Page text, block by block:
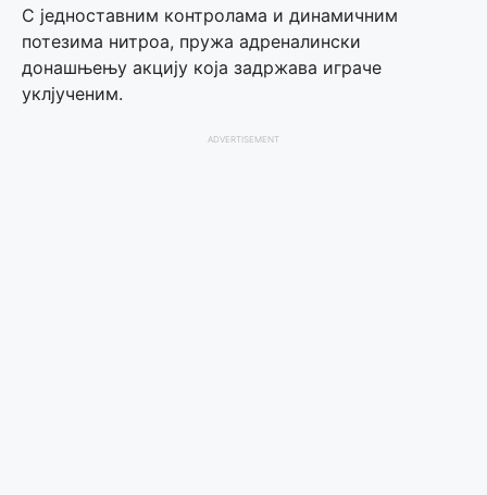
С једноставним контролама и динамичним
потезима нитроа, пружа адреналински
донашњењу акцију која задржава играче
уклјученим.
ADVERTISEMENT